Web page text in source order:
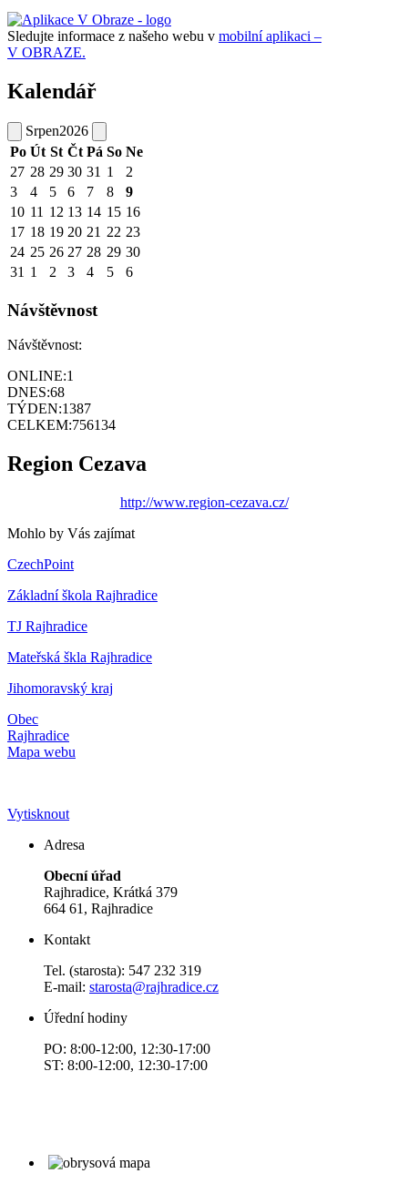
Sledujte informace z našeho webu v mobilní aplikaci –
V OBRAZE.
Kalendář
Srpen2026
Po Út St Čt Pá So Ne
27 28 29 30 31 1
2
3
4 5 6 7 8
9
10 11 12 13 14 15 16
17 18 19 20 21 22 23
24 25 26 27 28 29 30
31 1 2 3 4 5 6
Návštěvnost
Návštěvnost:
ONLINE:1
DNES:68
TÝDEN:1387
CELKEM:756134
Region Cezava
http://www.region-cezava.cz/
Mohlo by Vás zajímat
CzechPoint
Základní škola Rajhradice
TJ Rajhradice
Mateřská škla Rajhradice
Jihomoravský kraj
Obec
Rajhradice
Mapa webu
Vytisknout
Adresa
Obecní úřad
Rajhradice, Krátká 379
664 61, Rajhradice
Kontakt
Tel. (starosta): 547 232 319
E-mail: starosta@rajhradice.cz
Úřední hodiny
PO: 8:00-12:00, 12:30-17:00
ST: 8:00-12:00, 12:30-17:00